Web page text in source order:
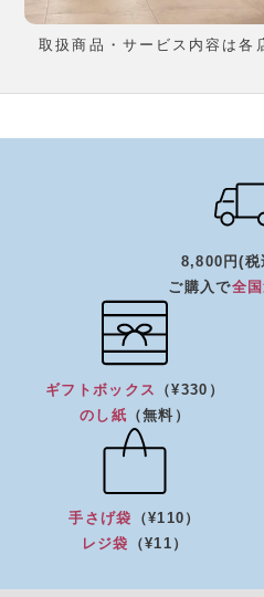
取扱商品・サービス内容は各
8,800円(税
ご購入で全
ギフトボックス
（¥330）
のし紙 （無料）
手さげ袋
（¥110）
レジ袋
（¥11）